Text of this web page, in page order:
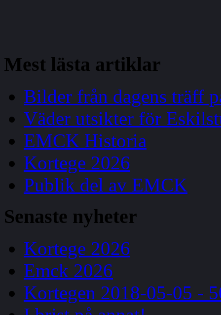
Mest lästa artiklar
Bilder från dagens träff
Väder utsikter för
EMCK Historia
Kortege 2026
Publik del av EMCK
Senaste nyheter
Kortege 2026
Emck 2026
Kortegen 2018-05-05 -